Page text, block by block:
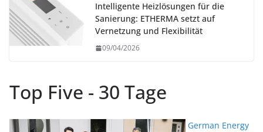
Intelligente Heizlösungen für die
Sanierung: ETHERMA setzt auf
Vernetzung und Flexibilität
09/04/2026
Top Five - 30 Tage
German Energy